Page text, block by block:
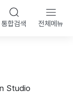
통합검색 전체메뉴
Studio